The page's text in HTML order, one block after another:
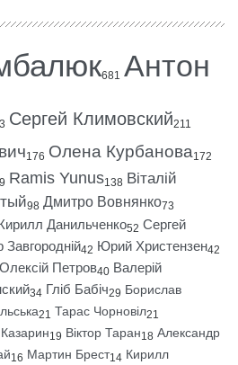
681 Антон
Сергей Климовский211
176 Олена Курбанова172
Ramis Yunus138 Віталій
98 Дмитро Вовнянко73
Данильченко52 Сергей
42 Юрий Христензен42
Олексій Петров40 Валерій
34 Гліб Бабіч29 Борислав
21 Тарас Чорновіл21
19 Віктор Таран18 Александр
16 Мартин Брест14 Кирилл